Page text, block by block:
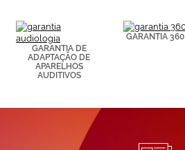
Cookies.
GARANTIA DE
ADAPTAÇÃO DE
APARELHOS
AUDITIVOS
GARANTIA 360